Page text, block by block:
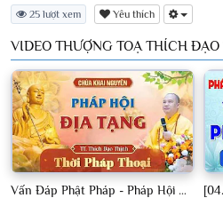
25 lượt xem Yêu thích
VIDEO THƯỢNG TOẠ THÍCH
Vấn Đáp Phật Pháp - Pháp Hội Địa Tạng Ngày 01/08/2026│TT. Thích Đạo Thịnh